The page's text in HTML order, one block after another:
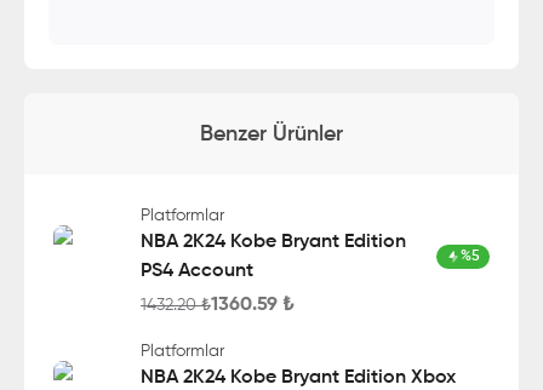
Benzer Ürünler
Platformlar
NBA 2K24 Kobe Bryant Edition
PS4 Account
%5
1432.20₺1360.59 ₺
Platformlar
NBA 2K24 Kobe Bryant Edition Xbox